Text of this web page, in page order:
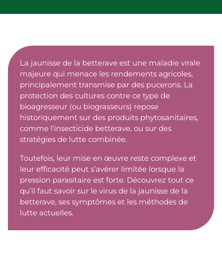
La jaunisse de la betterave est une maladie virale
majeure qui menace les rendements agricoles,
principalement transmise par des pucerons. La
protection des cultures contre ce type de
bioagresseur (ou biograsseurs) repose
historiquement sur des produits phytosanitaires,
comme l’insecticide betterave, ou sur des
stratégies de lutte combinée.
Toutefois, leur mise en œuvre reste complexe et
leur efficacité peut s’avérer limitée lorsque la
pression parasitaire est forte. Découvrez tout ce
qu’il faut savoir sur le virus de la jaunisse de la
betterave, ses symptômes et les méthodes de
lutte actuelles.